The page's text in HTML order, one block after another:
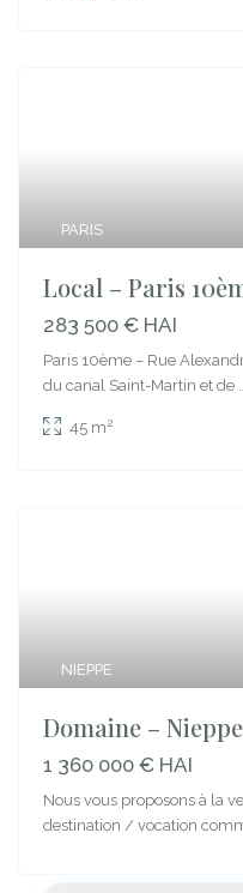
PARIS
Local – Paris
283 500 € HAI
Paris 10ème – Rue
du canal Saint-Martin et de
45 m2
NIEPPE
Domaine – Nieppe
1 360 000 € HAI
Nous vous proposons à la
destination / vocation